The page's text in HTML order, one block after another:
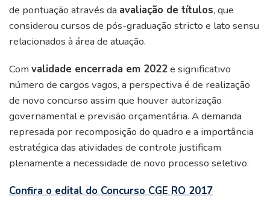
de pontuação através da avaliação de títulos, que
considerou cursos de pós-graduação stricto e lato sensu
relacionados à área de atuação.
Com validade encerrada em 2022e significativo
número de cargos vagos, a perspectiva é de realização
de novo concurso assim que houver autorização
governamental e previsão orçamentária. A demanda
represada por recomposição do quadro e a importância
estratégica das atividades de controle justificam
plenamente a necessidade de novo processo seletivo.
Confira o edital do Concurso CGE RO 2017